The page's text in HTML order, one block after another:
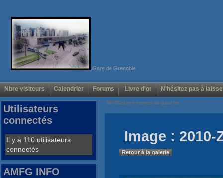
Gare de Grenoble
Nbre visiteurs Calendrier Forums Livre d'or N'hésitez pas à
Voir/Cacher menus de gauche
Image : 2010-
Retour à la galerie
Utilisateurs
connectés
Il y a 110 utilisateurs
connectés
AMFG INFO